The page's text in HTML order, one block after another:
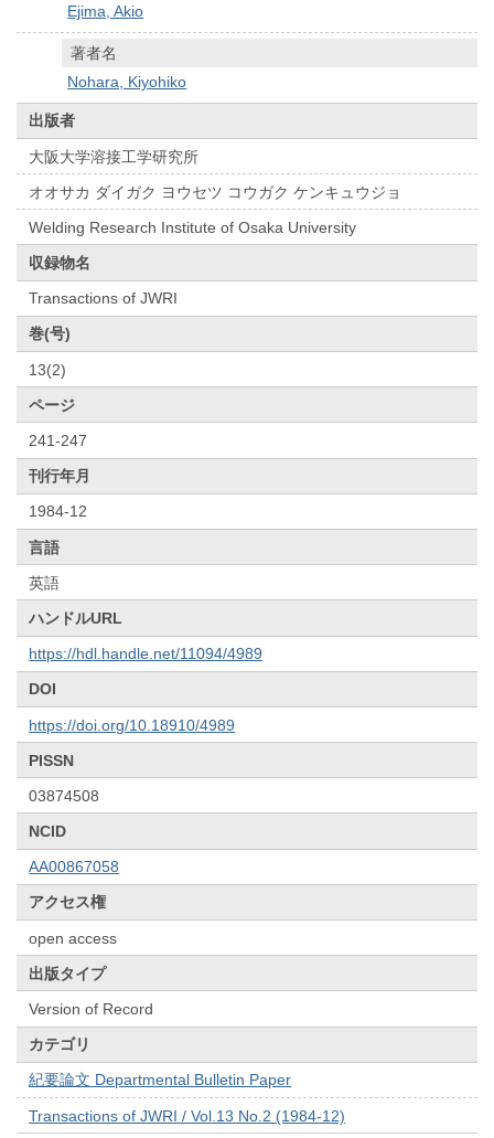
Ejima, Akio
著者名
Nohara, Kiyohiko
出版者
大阪大学溶接工学研究所
オオサカ ダイガク ヨウセツ コウガク ケンキュウジョ
Welding Research Institute of Osaka University
収録物名
Transactions of JWRI
巻(号)
13(2)
ページ
241-247
刊行年月
1984-12
言語
英語
ハンドルURL
https://hdl.handle.net/11094/4989
DOI
https://doi.org/10.18910/4989
PISSN
03874508
NCID
AA00867058
アクセス権
open access
出版タイプ
Version of Record
カテゴリ
紀要論文 Departmental Bulletin Paper
Transactions of JWRI / Vol.13 No.2 (1984-12)